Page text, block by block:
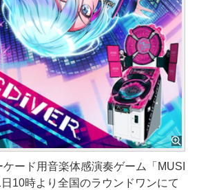
ード用音楽体感演奏ゲーム「MUSI
10時より全国のラウンドワンにて